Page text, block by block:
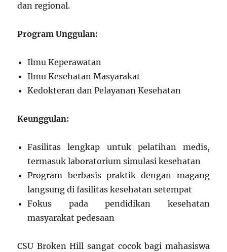
dan regional.
Program Unggulan:
Ilmu Keperawatan
Ilmu Kesehatan Masyarakat
Kedokteran dan Pelayanan Kesehatan
Keunggulan:
Fasilitas lengkap untuk pelatihan medis,
termasuk laboratorium simulasi kesehatan
Program berbasis praktik dengan magang
langsung di fasilitas kesehatan setempat
Fokus pada pendidikan kesehatan
masyarakat pedesaan
CSU Broken Hill sangat cocok bagi mahasiswa